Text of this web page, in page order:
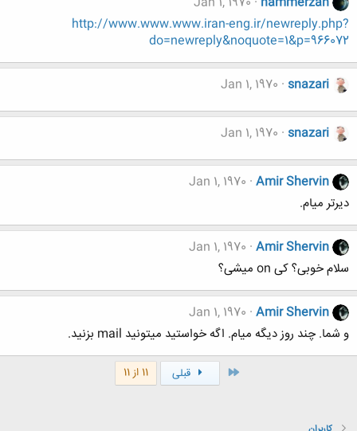
http://www.www.www.iran-eng.ir/newreply.php?
do=newreply&noquote=1&p=966072
snazari
Jan 1, 1970
snazari
Jan 1, 1970
Amir Shervin
Jan 1, 1970
دیرتر میام.
Amir Shervin
Jan 1, 1970
سلام خوبی؟ کی on میشی؟
Amir Shervin
Jan 1, 1970
و شما. چند روز دیگه میام. اگه خواستید میتونید mail بزنید.
اول قبلی 11 از 11